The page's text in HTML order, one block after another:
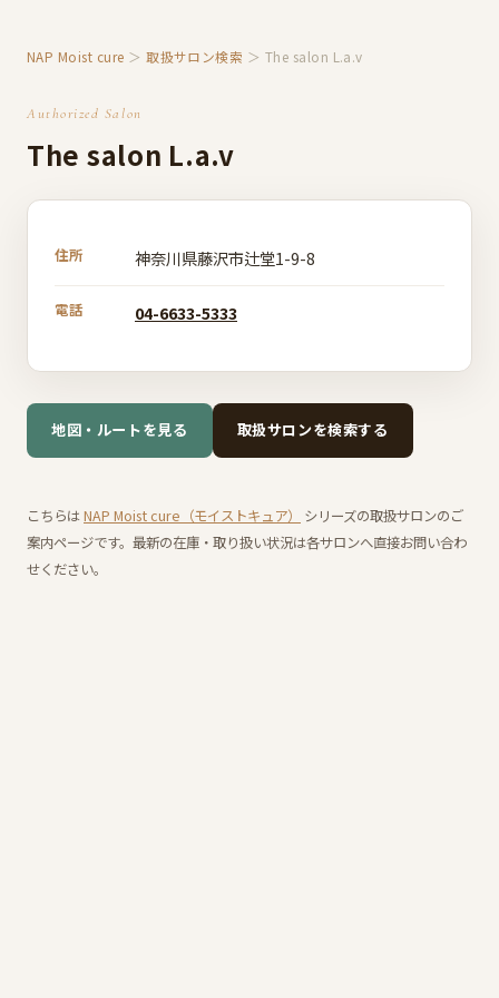
NAP Moist cure ＞取扱サロン検索 ＞ The salon L.a.v
Authorized Salon
The salon L.a.v
住所 神奈川県藤沢市辻堂1-9-8
電話 04-6633-5333
地図・ルートを見る 取扱サロンを検索する
こちらはNAP Moist cure（モイストキュア）
シリーズの取扱サロンのご
案内ページです。最新の在庫・取り扱い状況は各サロンへ直接お問い合わ
せください。